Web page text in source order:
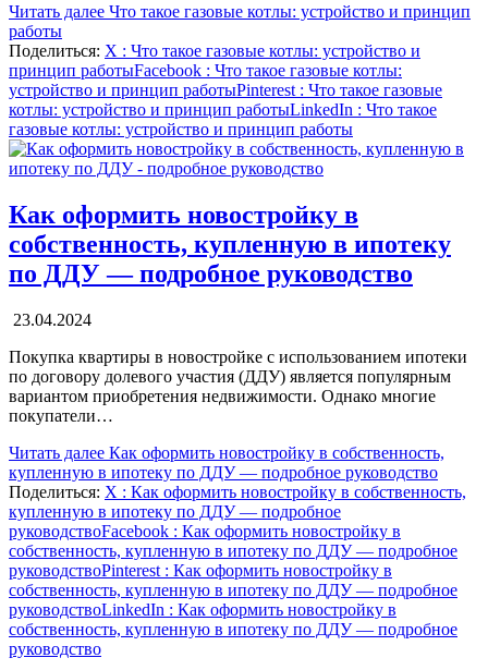
Читать далее Что такое газовые котлы: устройство и принцип
работы
Поделиться: X : Что такое газовые котлы: устройство и
принцип работыFacebook : Что такое газовые котлы:
устройство и принцип работыPinterest : Что такое газовые
котлы: устройство и принцип работыLinkedIn : Что такое
газовые котлы: устройство и принцип работы
Как оформить новостройку в
собственность, купленную в ипотеку
по ДДУ — подробное руководство
23.04.2024
Покупка квартиры в новостройке с использованием ипотеки
по договору долевого участия (ДДУ) является популярным
вариантом приобретения недвижимости. Однако многие
покупатели…
Читать далее Как оформить новостройку в собственность,
купленную в ипотеку по ДДУ — подробное руководство
Поделиться: X : Как оформить новостройку в собственность,
купленную в ипотеку по ДДУ — подробное
руководствоFacebook : Как оформить новостройку в
собственность, купленную в ипотеку по ДДУ — подробное
руководствоPinterest : Как оформить новостройку в
собственность, купленную в ипотеку по ДДУ — подробное
руководствоLinkedIn : Как оформить новостройку в
собственность, купленную в ипотеку по ДДУ — подробное
руководство